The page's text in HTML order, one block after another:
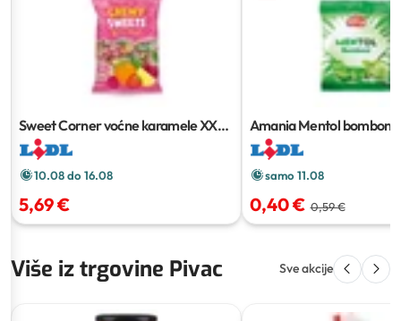
Sweet Corner voćne karamele XXL
1.2 kg
10.08 do 16.08
5,69 €
Amania Mentol bomboni
samo 11.08
0,40 € 0,59 €
Više iz trgovine Pivac Sve akcije